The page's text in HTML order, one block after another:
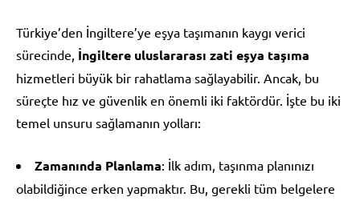
Türkiye’den İngiltere’ye eşya taşımanın kaygı verici
sürecinde, İngiltere uluslararası zati eşya taşıma
hizmetleri büyük bir rahatlama sağlayabilir. Ancak, bu
süreçte hız ve güvenlik en önemli iki faktördür. İşte bu iki
temel unsuru sağlamanın yolları:
Zamanında Planlama: İlk adım, taşınma planınızı
olabildiğince erken yapmaktır. Bu, gerekli tüm belgelere